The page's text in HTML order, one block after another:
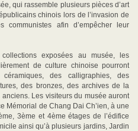
qui rassemble plusieurs pièces d’art
chinois lors de l’invasion de
communistes afin d’empêcher leur
exposées au musée, les
de culture chinoise pourront
des calligraphies, des
des bronzes, des archives de la
Les visiteurs du musée auront
Mémorial de Chang Dai Ch’ien, à une
3ème et 4ème étages de l’édifice
ainsi qu’à plusieurs jardins, Jardin